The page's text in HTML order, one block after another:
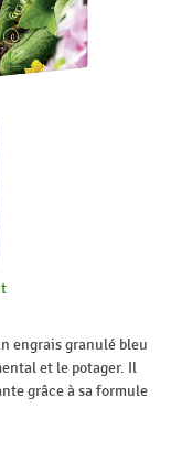
engrais granulé bleu
et le potager. Il
grâce à sa formule